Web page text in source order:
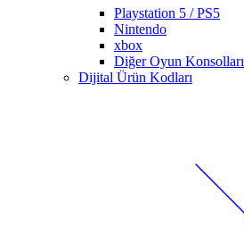
Playstation 5 / PS5
Nintendo
xbox
Diğer Oyun Konsolları
Dijital Ürün Kodları